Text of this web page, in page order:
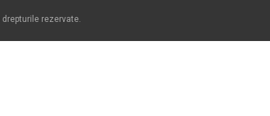
drepturile rezervate.